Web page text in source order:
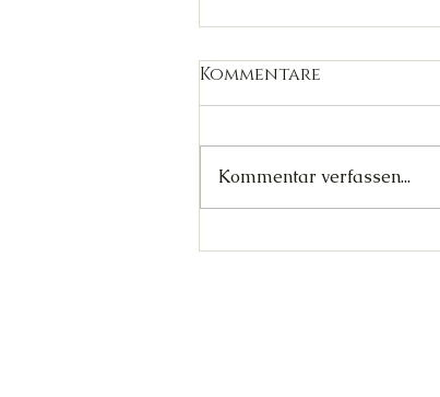
Wer Zornes' Gründe
Kommentare
Kommentar verfassen...